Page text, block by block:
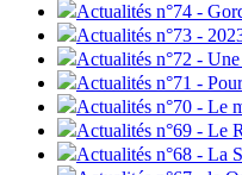
Actualités n°74 -
Actualités n°73 -
Actualités n°72 -
Actualités n°71 -
Actualités n°70 - Le
Actualités n°69 - Le
Actualités n°68 - La